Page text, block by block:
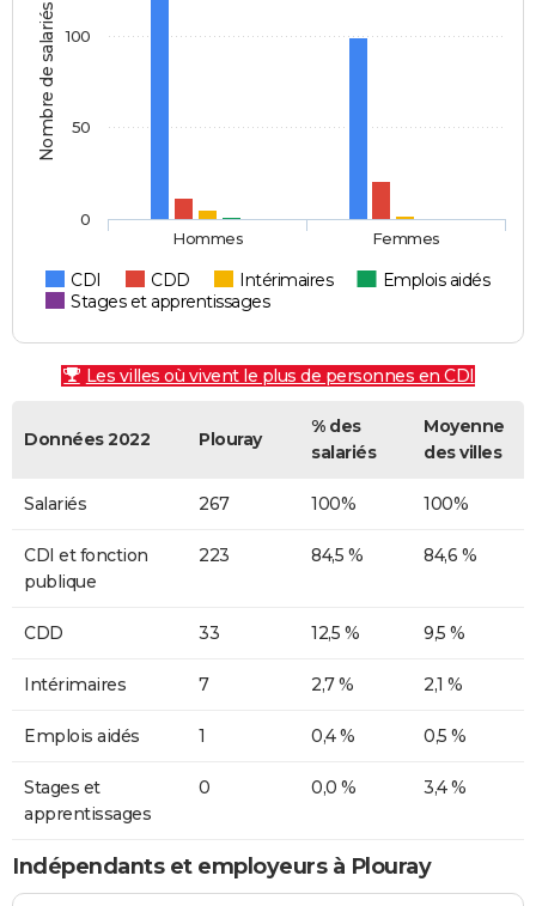
Nombre de salariés
CDI CDD Intérimaires
Emplois aidés
Stages et apprentissages
Hommes Femmes
0
50
100
Les villes où vivent le plus de personnes en CDI
Données 2022 Plouray
% des
salariés
Moyenne
des villes
Salariés 267 100% 100%
CDI et fonction
publique
223 84,5 % 84,6 %
CDD 33 12,5 % 9,5 %
Intérimaires 7 2,7 % 2,1 %
Emplois aidés 1 0,4 % 0,5 %
Stages et
apprentissages
0 0,0 % 3,4 %
Indépendants et employeurs à Plouray